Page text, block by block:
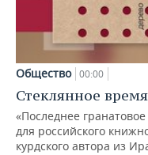
Общество 00:00
Стеклянное
«Последнее
для российского
курдского автора из